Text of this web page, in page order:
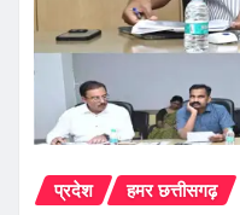
प्रदेश हमर छत्तीसगढ़